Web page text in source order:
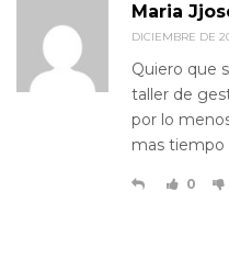
Maria
DICIEMBRE DE
Quiero que
taller de
por lo
mas tiempo
0